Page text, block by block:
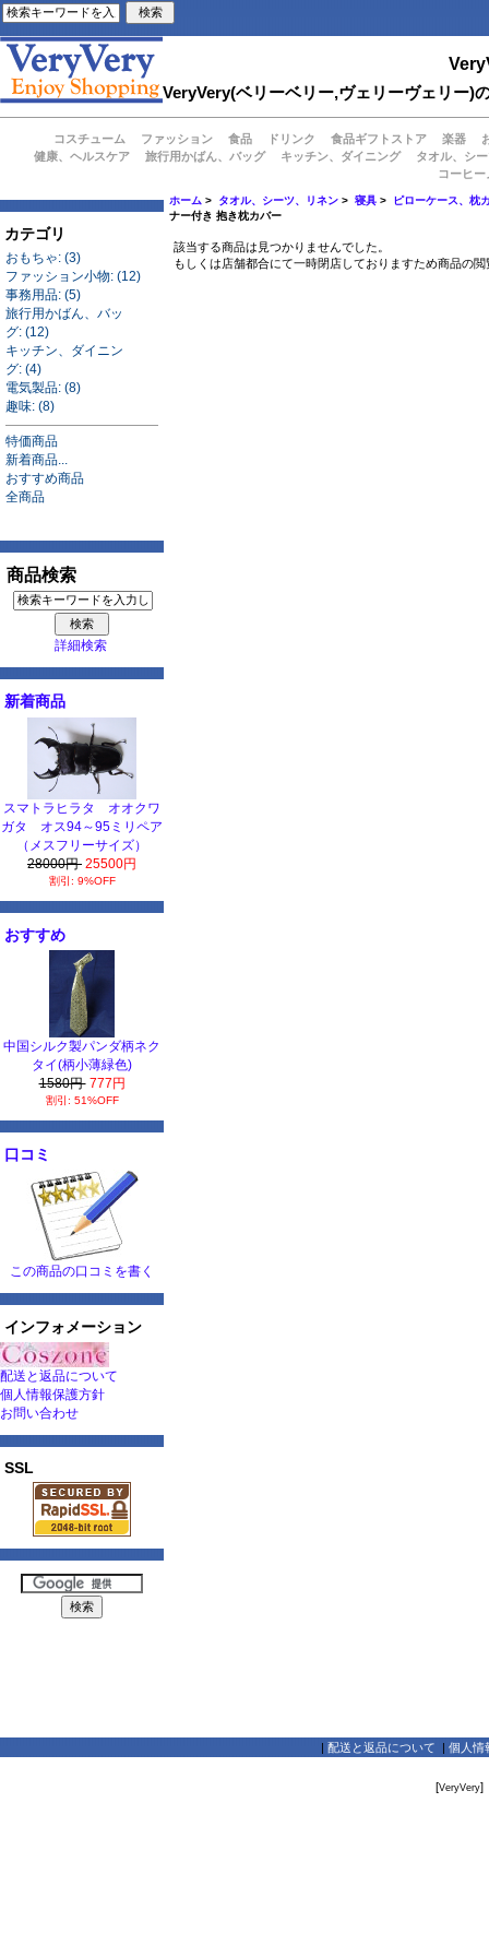
VeryVery(ベリーベリー,ヴェリーヴェリー)
コスチューム ファッション 食品 ドリンク 食品ギフトストア 楽器
健康、ヘルスケア
旅行用かばん、バッグ キッチン、ダイニング
タオル、シ
コーヒ
カテゴリ
おもちゃ: (3)
ファッション小物: (12)
事務用品: (5)
旅行用かばん、バッ
グ: (12)
キッチン、ダイニン
グ: (4)
電気製品: (8)
趣味: (8)
特価商品
新着商品...
おすすめ商品
全商品
商品検索
詳細検索
新着商品
スマトラヒラタ オオクワ
ガタ オス94～95ミリペア
（メスフリーサイズ）
28000円 25500円
割引: 9%OFF
おすすめ
中国シルク製パンダ柄ネク
タイ(柄小薄緑色)
1580円 777円
割引: 51%OFF
口コミ
この商品の口コミを書く
インフォメーション
配送と返品について
個人情報保護方針
お問い合わせ
SSL
ホーム > タオル、シーツ、リネン >寝具 >
ピローケース、枕
ナー付き 抱き枕カバー
該当する商品は見つかりませんでした。
もしくは店舗都合にて一時閉店しておりますため商品の
| 配送と返品について | 個人情
[VeryVery]